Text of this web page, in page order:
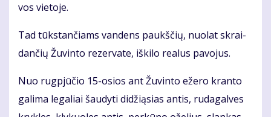
vos vie­to­je.
Tad tūks­tan­čiams van­dens paukš­čių, nuo­lat skrai­
dan­čių Žu­vin­to re­zer­va­te, iš­ki­lo re­a­lus pa­vo­jus.
Nuo rug­pjū­čio 15-osios ant Žu­vin­to eže­ro kran­to
ga­li­ma le­ga­liai šau­dy­ti di­dži­ą­sias an­tis, ru­da­gal­ves